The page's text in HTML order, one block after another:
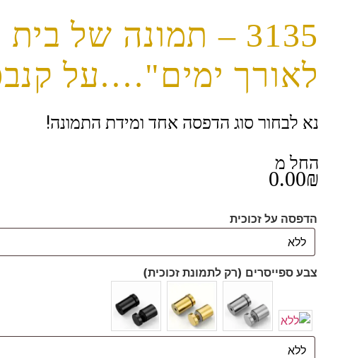
3135 – תמונה של
לאורך ימים"….על
נא לבחור סוג הדפסה אחד ומידת התמונה!
החל מ
0.00₪
הדפסה על זכוכית
צבע ספייסרים (רק לתמונת זכוכית)